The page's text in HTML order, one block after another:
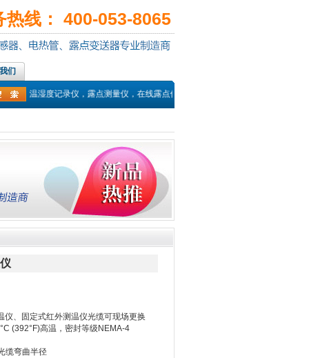
热线： 400-053-8065
们
，温湿度记录仪，露点测量仪，在线露点传感器，PT100温度传感器，热电偶
仪、固定式红外测温仪光缆可现场更换
(392°F)高温，密封等级NEMA-4
缆弯曲半径